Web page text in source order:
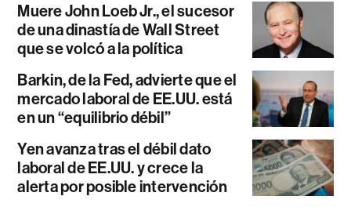
Muere John Loeb Jr., el sucesor
de una dinastía de Wall Street
que se volcó a la política
Barkin, de la Fed, advierte que el
mercado laboral de EE.UU. está
en un “equilibrio débil”
Yen avanza tras el débil dato
laboral de EE.UU. y crece la
alerta por posible intervención